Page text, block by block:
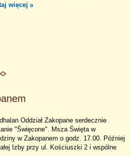
więcej
Oddział Zakopane serdecznie
"Święcone". Msza Święta w
w Zakopanem o godz. 17.00. Później
Izby przy ul. Kościuszki 2 i wspólne